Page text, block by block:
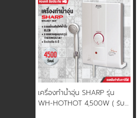
เครื่องทำน้ำอุ่น SHARP รุ่น
WH-HOTHOT 4,500W ( รับ